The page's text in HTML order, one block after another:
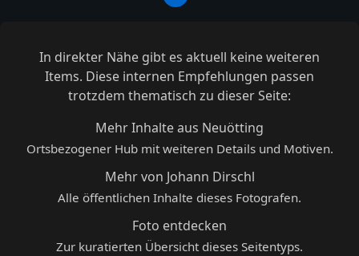
In direkter Nähe gibt es aktuell keine weiteren
Items. Diese internen Empfehlungen passen
trotzdem thematisch zu dieser Seite:
Mehr Inhalte aus Neuötting
Ortsbezogener Hub mit weiteren Details und Motiven.
Mehr von Johann Dirschl
Alle öffentlichen Inhalte dieses Fotografen.
Foto entdecken
Zur kuratierten Übersicht dieses Seitentyps.